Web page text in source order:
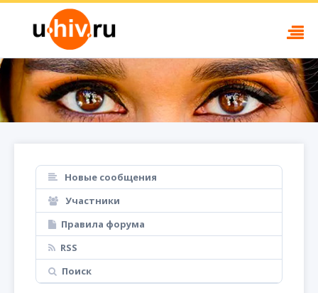
Новые сообщения
Участники
Правила форума
RSS
Поиск